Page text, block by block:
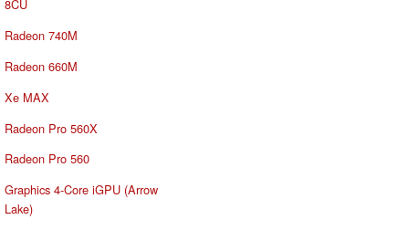
8CU
Radeon 740M
Radeon 660M
Xe MAX
Radeon Pro 560X
Radeon Pro 560
Graphics 4-Core iGPU (Arrow
Lake)